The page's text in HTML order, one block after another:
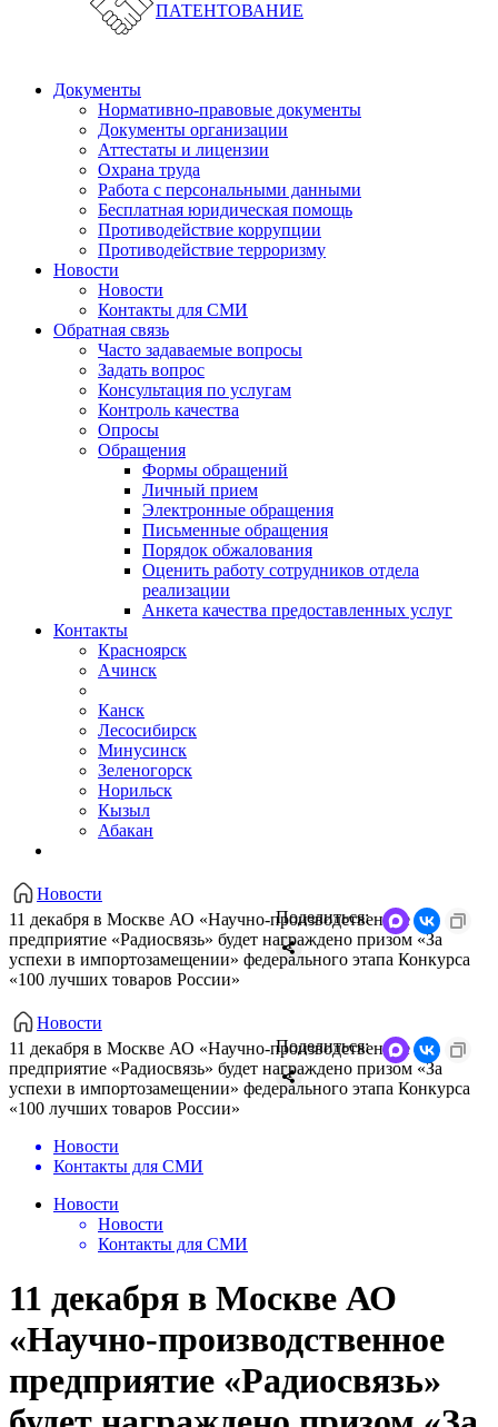
ПАТЕНТОВАНИЕ
Документы
Нормативно-правовые документы
Документы организации
Аттестаты и лицензии
Охрана труда
Работа с персональными данными
Бесплатная юридическая помощь
Противодействие коррупции
Противодействие терроризму
Новости
Новости
Контакты для СМИ
Обратная связь
Часто задаваемые вопросы
Задать вопрос
Консультация по услугам
Контроль качества
Опросы
Обращения
Формы обращений
Личный прием
Электронные обращения
Письменные обращения
Порядок обжалования
Оценить работу сотрудников отдела
реализации
Анкета качества предоставленных услуг
Контакты
Красноярск
Ачинск
Канск
Лесосибирск
Минусинск
Зеленогорск
Норильск
Кызыл
Абакан
Новости
11 декабря в Москве АО «Научно-производственное
предприятие «Радиосвязь» будет награждено призом «За
успехи в импортозамещении» федерального этапа Конкурса
«100 лучших товаров России»
Поделиться:
Новости
11 декабря в Москве АО «Научно-производственное
предприятие «Радиосвязь» будет награждено призом «За
успехи в импортозамещении» федерального этапа Конкурса
«100 лучших товаров России»
Поделиться:
Новости
Контакты для СМИ
Новости
Новости
Контакты для СМИ
11 декабря в Москве АО
«Научно-производственное
предприятие «Радиосвязь»